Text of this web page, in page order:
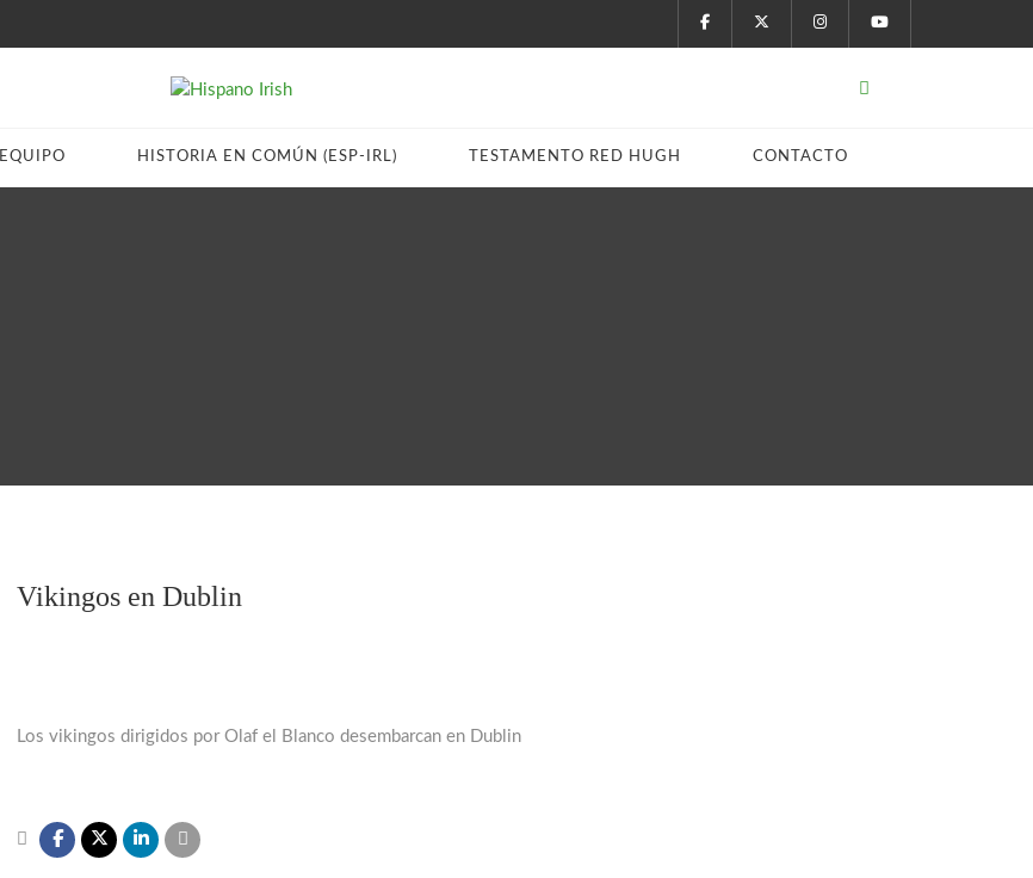
EQUIPO HISTORIA EN COMÚN (ESP-IRL) TESTAMENTO RED HUGH CONTACTO
Vikingos en Dublin
Los vikingos dirigidos por Olaf el Blanco desembarcan en Dublin